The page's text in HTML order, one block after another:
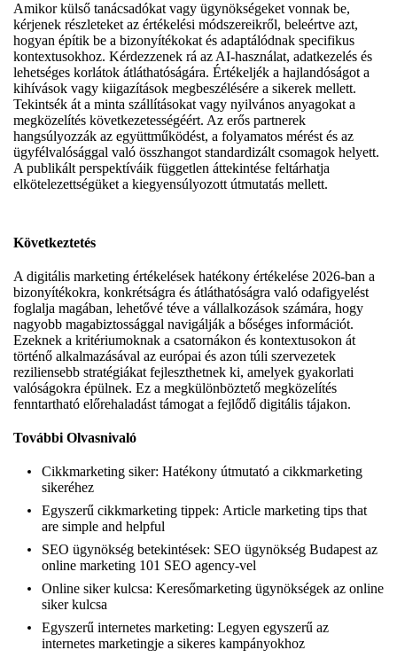
Amikor külső tanácsadókat vagy ügynökségeket vonnak be,
kérjenek részleteket az értékelési módszereikről, beleértve azt,
hogyan építik be a bizonyítékokat és adaptálódnak specifikus
kontextusokhoz. Kérdezzenek rá az AI-használat, adatkezelés és
lehetséges korlátok átláthatóságára. Értékeljék a hajlandóságot a
kihívások vagy kiigazítások megbeszélésére a sikerek mellett.
Tekintsék át a minta szállításokat vagy nyilvános anyagokat a
megközelítés következetességéért. Az erős partnerek
hangsúlyozzák az együttműködést, a folyamatos mérést és az
ügyfélvalósággal való összhangot standardizált csomagok helyett.
A publikált perspektíváik független áttekintése feltárhatja
elkötelezettségüket a kiegyensúlyozott útmutatás mellett.
Következtetés
A digitális marketing értékelések hatékony értékelése 2026-ban a
bizonyítékokra, konkrétságra és átláthatóságra való odafigyelést
foglalja magában, lehetővé téve a vállalkozások számára, hogy
nagyobb magabiztossággal navigálják a bőséges információt.
Ezeknek a kritériumoknak a csatornákon és kontextusokon át
történő alkalmazásával az európai és azon túli szervezetek
reziliensebb stratégiákat fejleszthetnek ki, amelyek gyakorlati
valóságokra épülnek. Ez a megkülönböztető megközelítés
fenntartható előrehaladást támogat a fejlődő digitális tájakon.
További Olvasnivaló
Cikkmarketing siker: Hatékony útmutató a cikkmarketing
sikeréhez
Egyszerű cikkmarketing tippek: Article marketing tips that
are simple and helpful
SEO ügynökség betekintések: SEO ügynökség Budapest az
online marketing 101 SEO agency-vel
Online siker kulcsa: Keresőmarketing ügynökségek az online
siker kulcsa
Egyszerű internetes marketing: Legyen egyszerű az
internetes marketingje a sikeres kampányokhoz